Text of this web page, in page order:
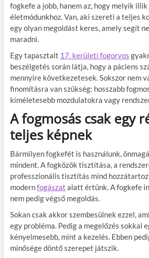
fogkefe a jobb, hanem az, hogy melyik illik
életmódunkhoz. Van, aki szereti a teljes
egy olyan megoldást keres, amely segít
maradni.
Egy tapasztalt 17. kerületi fogorvos
beszélgetés során látja, hogy a páciens
mennyire következetesek. Sokszor nem
finomításra van szükség: hosszabb
kíméletesebb mozdulatokra vagy
A fogmosás csak egy
teljes képnek
Bármilyen fogkefét is használunk,
mindent. A fogközök tisztítása, a
professzionális tisztítás mind
modernfogászat alatt értünk. A fogkefe
nem pedig végső megoldás.
Sokan csak akkor szembesülnek ezzel,
egy probléma. Pedig a megelőzés sokkal
kényelmesebb, mint a kezelés. Ebben
minősége döntő szerepet játszik.